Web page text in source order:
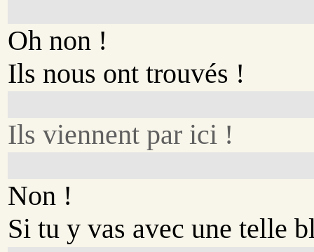
Oh non !
Ils nous ont trouvés !
Ils viennent par ici !
Non !
Si tu y vas avec une telle